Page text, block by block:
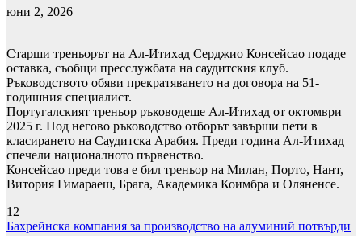
юни 2, 2026
Старши треньорът на Ал-Итихад Серджио Консейсао подаде
оставка, съобщи пресслужбата на саудитския клуб.
Ръководството обяви прекратяването на договора на 51-
годишния специалист.
Португалският треньор ръководеше Ал-Итихад от октомври
2025 г. Под негово ръководство отборът завърши пети в
класирането на Саудитска Арабия. Преди година Ал-Итихад
спечели националното първенство.
Консейсао преди това е бил треньор на Милан, Порто, Нант,
Витория Гимараеш, Брага, Академика Коимбра и Оляненсе.
12
Навигация
Бахрейнска компания за производство на алуминий потвърди